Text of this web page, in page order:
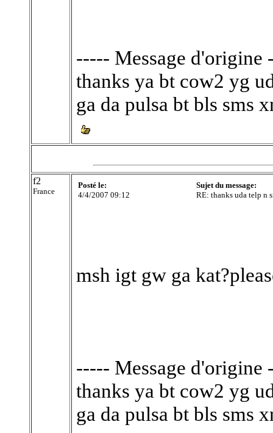
----- Message d'origine
thanks ya bt cow2 yg
ga da pulsa bt bls sms
f2
France
Posté le:
4/4/2007 09:12
Sujet du message:
RE: thanks uda telp n
msh igt gw ga
----- Message d'origine
thanks ya bt cow2 yg
ga da pulsa bt bls sms